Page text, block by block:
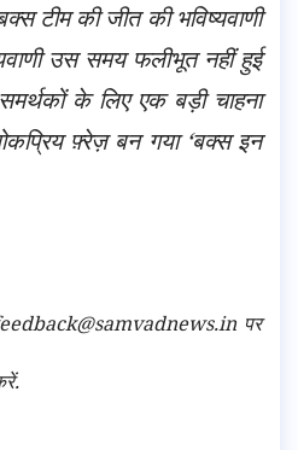
टीम की जीत की भविष्यवाणी
उस समय फलीभूत नहीं हुई
के लिए एक बड़ी चाहना
फ़्रेज़ बन गया ‘बक्स इन
पर